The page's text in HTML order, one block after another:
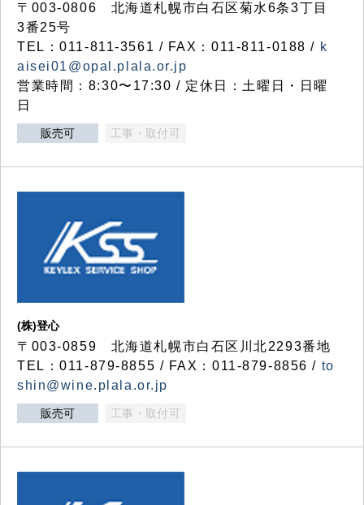
〒003-0806 北海道札幌市白石区菊水6条3丁目
3番25号
TEL：011-811-3561 / FAX：011-811-0188 / k
aisei01@opal.plala.or.jp
営業時間：8:30〜17:30 / 定休日：土曜日・日曜
日
販売可 工事・取付可
(株)登心
〒003-0859 北海道札幌市白石区川北2293番地
TEL：011-879-8855 / FAX：011-879-8856 / to
shin@wine.plala.or.jp
販売可 工事・取付可